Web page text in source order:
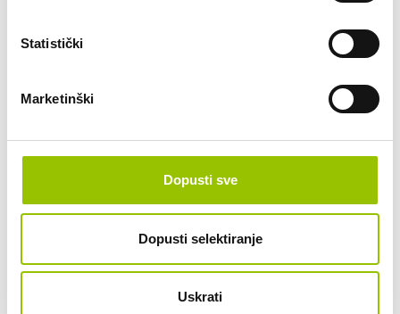
Statistički
Marketinški
Dopusti sve
Dopusti selektiranje
Uskrati
Pretežno područje korištenja/lokacije vozila (npr.
Zagrebačka županija i jednom mjesečno put u Sloveniju):
POŠALJI UPIT
OSNOVNE INFORMACIJE